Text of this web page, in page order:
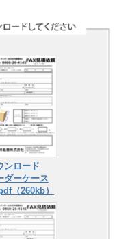
ンロード
ダーケース
（260kb）